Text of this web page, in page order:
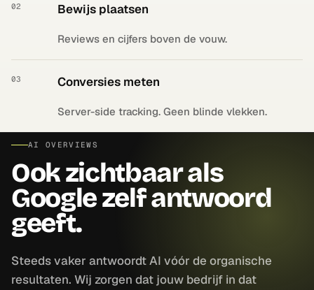
02 Bewijs plaatsen
Reviews en cijfers boven de vouw.
03 Conversies meten
Server-side tracking. Geen blinde vlekken.
AI OVERVIEWS
Ook zichtbaar als
Google zelf antwoord
geeft.
Steeds vaker antwoordt AI vóór de organische
resultaten. Wij zorgen dat jouw bedrijf in dat